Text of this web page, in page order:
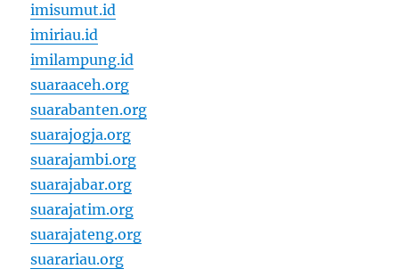
imisumut.id
imiriau.id
imilampung.id
suaraaceh.org
suarabanten.org
suarajogja.org
suarajambi.org
suarajabar.org
suarajatim.org
suarajateng.org
suarariau.org